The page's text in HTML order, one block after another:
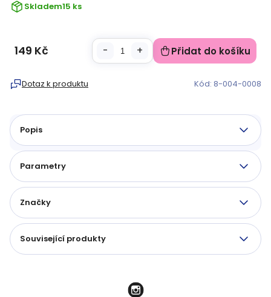
Skladem15 ks
Dotaz k produktu Kód: 8-004-0008
149 Kč Přidat do košíku
Popis
Parametry
Značky
Související produkty